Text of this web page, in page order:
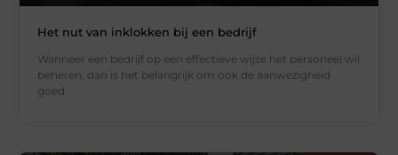
Het nut van inklokken bij een bedrijf
Wanneer een bedrijf op een effectieve wijze het personeel wil
beheren, dan is het belangrijk om ook de aanwezigheid
goed